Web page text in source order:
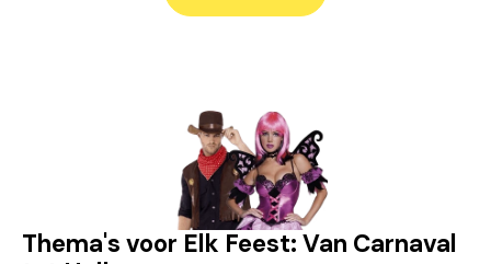
Thema's voor Elk Feest: Van Carnaval